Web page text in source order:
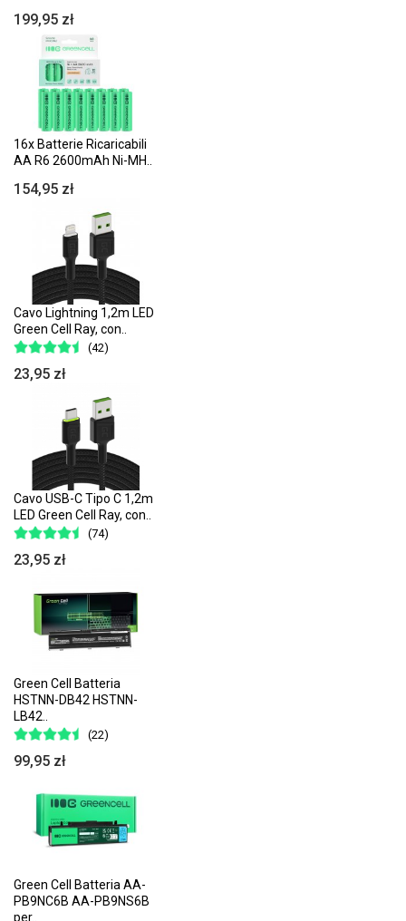
199,95 zł
16x Batterie Ricaricabili
AA R6 2600mAh Ni-MH..
154,95 zł
Cavo Lightning 1,2m LED
Green Cell Ray, con..
(42)
23,95 zł
Cavo USB-C Tipo C 1,2m
LED Green Cell Ray, con..
(74)
23,95 zł
Green Cell Batteria
HSTNN-DB42 HSTNN-
LB42..
(22)
99,95 zł
Green Cell Batteria AA-
PB9NC6B AA-PB9NS6B
per..